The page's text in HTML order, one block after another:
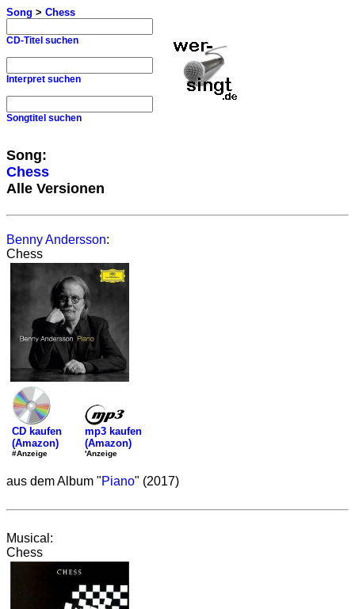
Song > Chess
CD-Titel suchen
Interpret suchen
Songtitel suchen
Song:
Chess
Alle Versionen
Benny Andersson:
Chess
CD kaufen
(Amazon)
#Anzeige
mp3 kaufen
(Amazon)
'Anzeige
aus dem Album "Piano" (2017)
Musical:
Chess